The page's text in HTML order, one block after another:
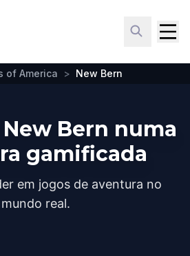
of America > New Bern
Bern numa
gamificada
em jogos de aventura no
mundo real.